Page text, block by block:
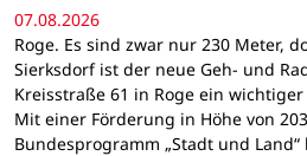
07.08.2026
Roge. Es sind zwar nur 230 Meter,
Sierksdorf ist der neue Geh- und
Kreisstraße 61 in Roge ein
Mit einer Förderung in Höhe von
Bundesprogramm „Stadt und